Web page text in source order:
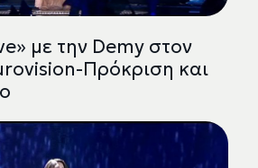
με την Demy στον
Πρόκριση και